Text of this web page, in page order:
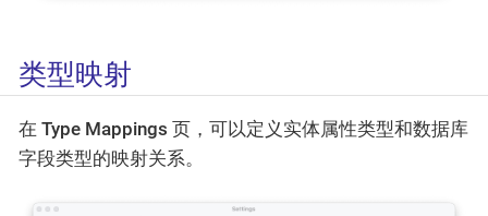
类型映射
在 Type Mappings 页，可以定义实体属性类型和数据库
字段类型的映射关系。